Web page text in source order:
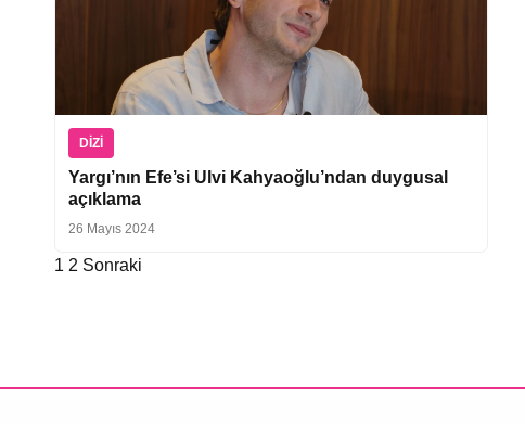
DIZI
Yargı’nın Efe’si Ulvi Kahyaoğlu’ndan duygusal
açıklama
26 Mayıs 2024
Yazı
1 2 Sonraki